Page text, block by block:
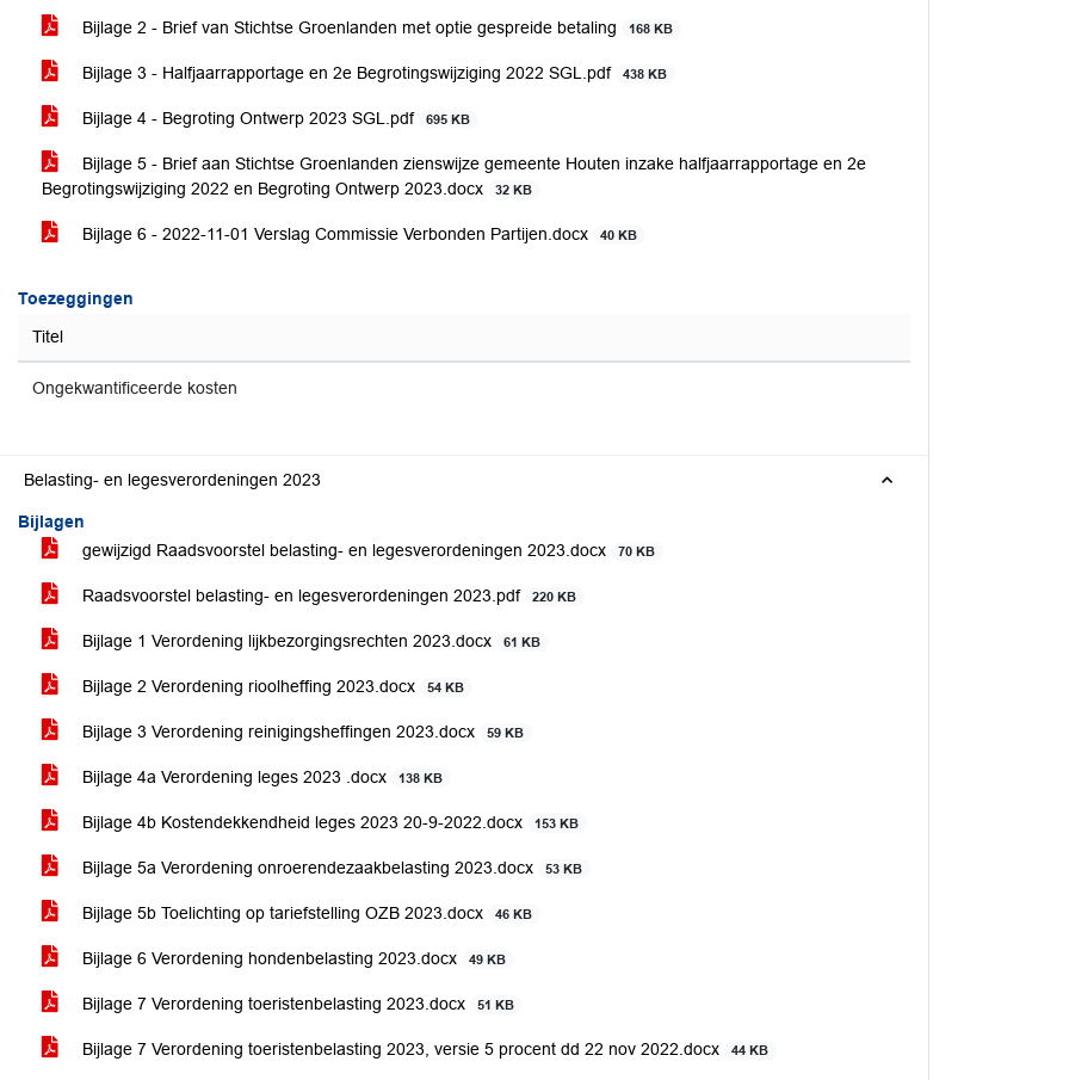
Bijlage 2 - Brief van Stichtse Groenlanden met optie gespreide betaling 168 KB
Bijlage 3 - Halfjaarrapportage en 2e Begrotingswijziging 2022 SGL.pdf 438 KB
Bijlage 4 - Begroting Ontwerp 2023 SGL.pdf 695 KB
Bijlage 5 - Brief aan Stichtse Groenlanden zienswijze gemeente Houten inzake halfjaarrapportage en 2e
Begrotingswijziging 2022 en Begroting Ontwerp 2023.docx
32 KB
Bijlage 6 - 2022-11-01 Verslag Commissie Verbonden Partijen.docx 40 KB
Toezeggingen
Titel
Ongekwantificeerde kosten
Belasting- en legesverordeningen 2023
Bijlagen
gewijzigd Raadsvoorstel belasting- en legesverordeningen 2023.docx
70 KB
Raadsvoorstel belasting- en legesverordeningen 2023.pdf 220 KB
Bijlage 1 Verordening lijkbezorgingsrechten 2023.docx 61 KB
Bijlage 2 Verordening rioolheffing 2023.docx 54 KB
Bijlage 3 Verordening reinigingsheffingen 2023.docx 59 KB
Bijlage 4a Verordening leges 2023 .docx 138 KB
Bijlage 4b Kostendekkendheid leges 2023 20-9-2022.docx 153 KB
Bijlage 5a Verordening onroerendezaakbelasting 2023.docx 53 KB
Bijlage 5b Toelichting op tariefstelling OZB 2023.docx 46 KB
Bijlage 6 Verordening hondenbelasting 2023.docx 49 KB
Bijlage 7 Verordening toeristenbelasting 2023.docx 51 KB
Bijlage 7 Verordening toeristenbelasting 2023, versie 5 procent dd 22 nov 2022.docx 44 KB